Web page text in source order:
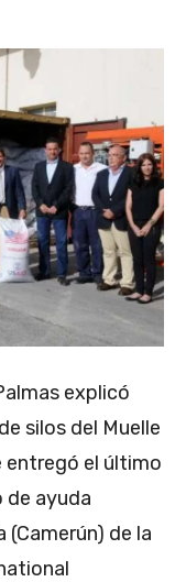
explicó
silos del Muelle
entregó el último
de ayuda
de la